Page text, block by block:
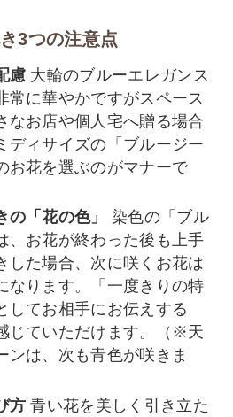
3つの注意点
慮 大輪のブルーエレガンス
常に華やかですがスペース
なお店や個人宅へ贈る場合
ディサイズの「ブルージー
お花を選ぶのがマナーで
「花の色」
染色の「ブル
、お花が終わった後も上手
した場合、次に咲くお花は
なります。「一度きりの特
してお相手にお伝えする
じていただけます。（※天
ンは、次も青色が咲きま
方 青い花を美しく引き立た